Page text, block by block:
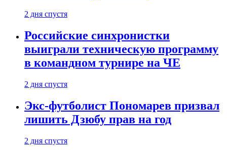
2 дня спустя
Российские синхронистки
выиграли техническую программу
в командном турнире на ЧЕ
2 дня спустя
Экс-футболист Пономарев призвал
лишить Дзюбу прав на год
2 дня спустя